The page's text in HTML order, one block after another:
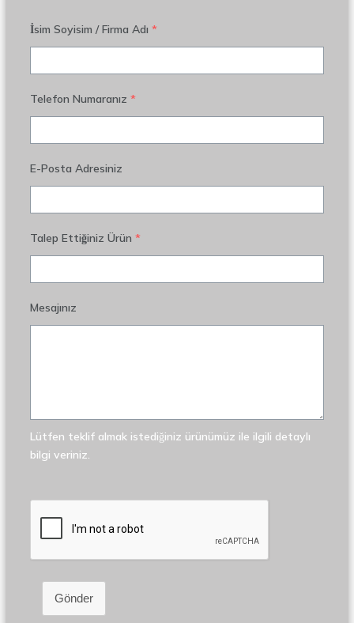
İsim Soyisim / Firma Adı *
Telefon Numaranız *
E-Posta Adresiniz
Talep Ettiğiniz Ürün *
Mesajınız
Lütfen teklif almak istediğiniz ürünümüz ile ilgili detaylı
bilgi veriniz.
Gönder